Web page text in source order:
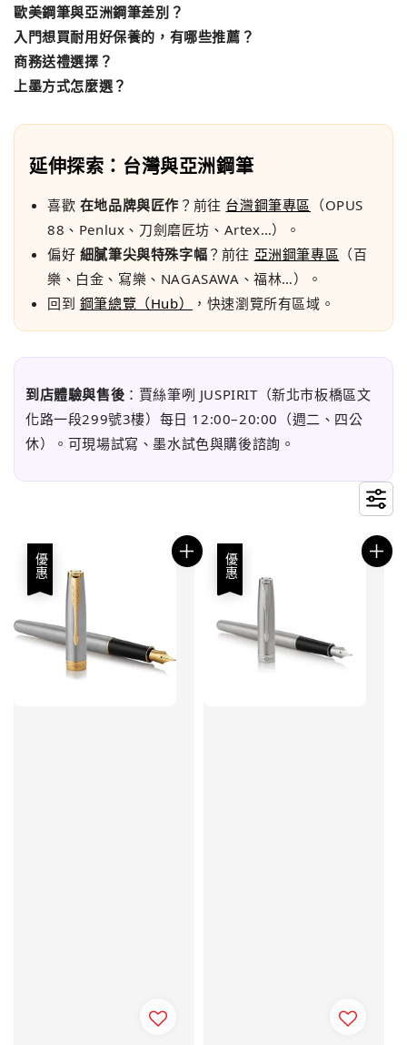
歐美鋼筆與亞洲鋼筆差別？
入門想買耐用好保養的，有哪些推薦？
商務送禮選擇？
上墨方式怎麼選？
延伸探索：台灣與亞洲鋼筆
喜歡 在地品牌與匠作 ？前往 台灣鋼筆專區 （OPUS
88、Penlux、刀劍磨匠坊、Artex…）。
偏好 細膩筆尖與特殊字幅 ？前往 亞洲鋼筆專區 （百
樂、白金、寫樂、NAGASAWA、福林…）。
回到 鋼筆總覽（Hub） ，快速瀏覽所有區域。
到店體驗與售後 ：賈絲筆咧 JUSPIRIT（新北市板橋區文
化路一段299號3樓）每日 12:00–20:00（週二、四公
休）。可現場試寫、墨水試色與購後諮詢。
優惠 優惠